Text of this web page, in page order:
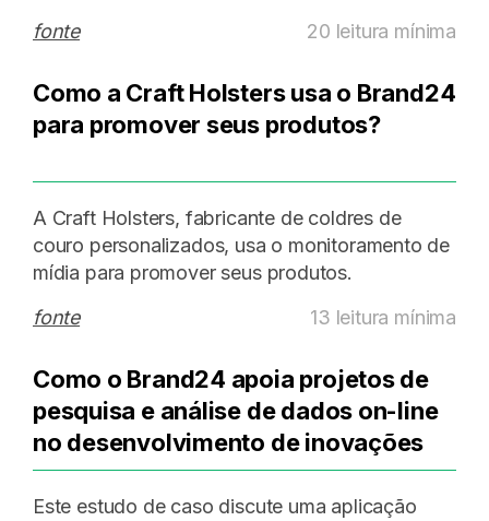
fonte
20 leitura mínima
Como a Craft Holsters usa o Brand24
para promover seus produtos?
A Craft Holsters, fabricante de coldres de
couro personalizados, usa o monitoramento de
mídia para promover seus produtos.
fonte
13 leitura mínima
Como o Brand24 apoia projetos de
pesquisa e análise de dados on-line
no desenvolvimento de inovações
Este estudo de caso discute uma aplicação